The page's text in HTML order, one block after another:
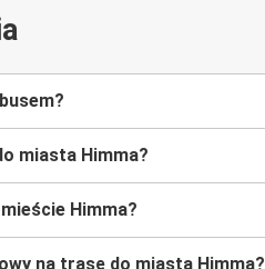
miasta Himma?
Himma?
na trasę do miasta Himma?